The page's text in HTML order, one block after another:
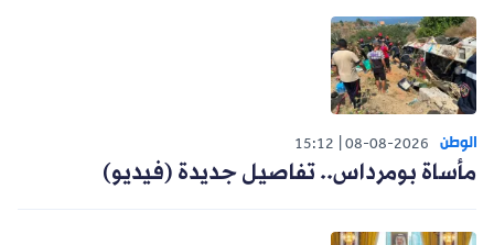
الوطن 08-08-2026
15:12
مأساة بومرداس.. تفاصيل جديدة (فيديو)